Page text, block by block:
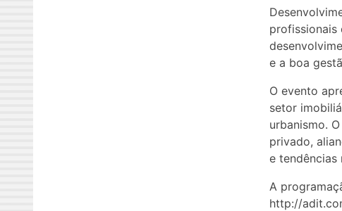
profissionais
e a boa
O evento
setor
urbanismo.
privado,
e tendências
A
http://